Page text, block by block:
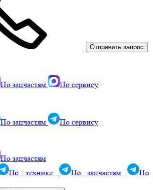
Отправить запрос
По запчастям По сервису
По запчастям По сервису
По запчастям
По технике По запчастям
По